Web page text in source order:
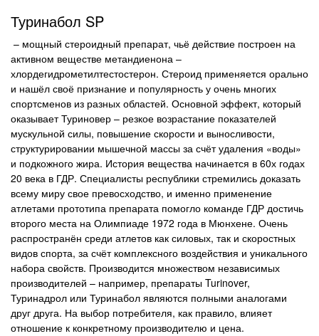
Туринабол SP
– мощный стероидный препарат, чьё действие построен на
активном веществе метандиенона –
хлордегидрометилтестостерон. Стероид применяется орально
и нашёл своё признание и популярность у очень многих
спортсменов из разных областей. Основной эффект, который
оказывает Туриновер – резкое возрастание показателей
мускульной силы, повышение скорости и выносливости,
структурировании мышечной массы за счёт удаления «воды»
и подкожного жира. История вещества начинается в 60х годах
20 века в ГДР. Специалисты республики стремились доказать
всему миру свое превосходство, и именно применение
атлетами прототипа препарата помогло команде ГДР достичь
второго места на Олимпиаде 1972 года в Мюнхене. Очень
распространён среди атлетов как силовых, так и скоростных
видов спорта, за счёт комплексного воздействия и уникального
набора свойств. Производится множеством независимых
производителей – например, препараты Turinover,
Туринадрол или Туринабол являются полными аналогами
друг друга. На выбор потребителя, как правило, влияет
отношение к конкретному производителю и цена.